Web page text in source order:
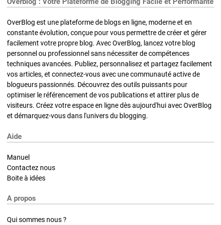
OverBlog est une plateforme de blogs en ligne, moderne et en
constante évolution, conçue pour vous permettre de créer et gérer
facilement votre propre blog. Avec OverBlog, lancez votre blog
personnel ou professionnel sans nécessiter de compétences
techniques avancées. Publiez, personnalisez et partagez facilement
vos articles, et connectez-vous avec une communauté active de
blogueurs passionnés. Découvrez des outils puissants pour
optimiser le référencement de vos publications et attirer plus de
visiteurs. Créez votre espace en ligne dès aujourd'hui avec OverBlog
et démarquez-vous dans l'univers du blogging.
Aide
Manuel
Contactez nous
Boite à idées
A propos
Qui sommes nous ?